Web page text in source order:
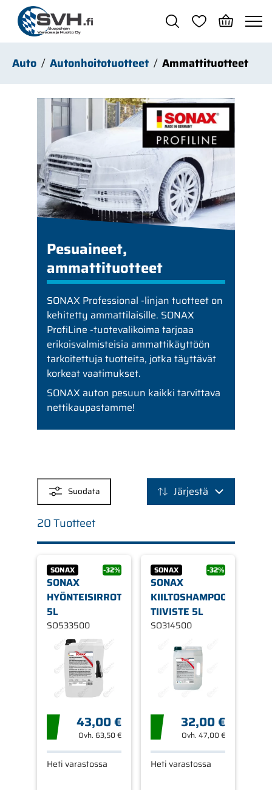
Siirry pääsisältöön
Auto Autonhoitotuotteet Ammattituotteet
Pesuaineet,
ammattituotteet
SONAX Professional -linjan tuotteet on
kehitetty ammattilaisille. SONAX
ProfiLine -tuotevalikoima tarjoaa
erikoisvalmisteisia ammattikäyttöön
tarkoitettuja tuotteita, jotka täyttävät
korkeat vaatimukset.
SONAX auton pesuun kaikki tarvittava
nettikaupastamme!
Suodata Järjestä
20 Tuotteet
SONAX -32%
SONAX
HYÖNTEISIRROTE
5L
SO533500
43,00 €
Ovh. 63,50 €
Heti varastossa
SONAX -32%
SONAX
KIILTOSHAMPOO,
TIIVISTE 5L
SO314500
32,00 €
Ovh.47,00 €
Heti varastossa